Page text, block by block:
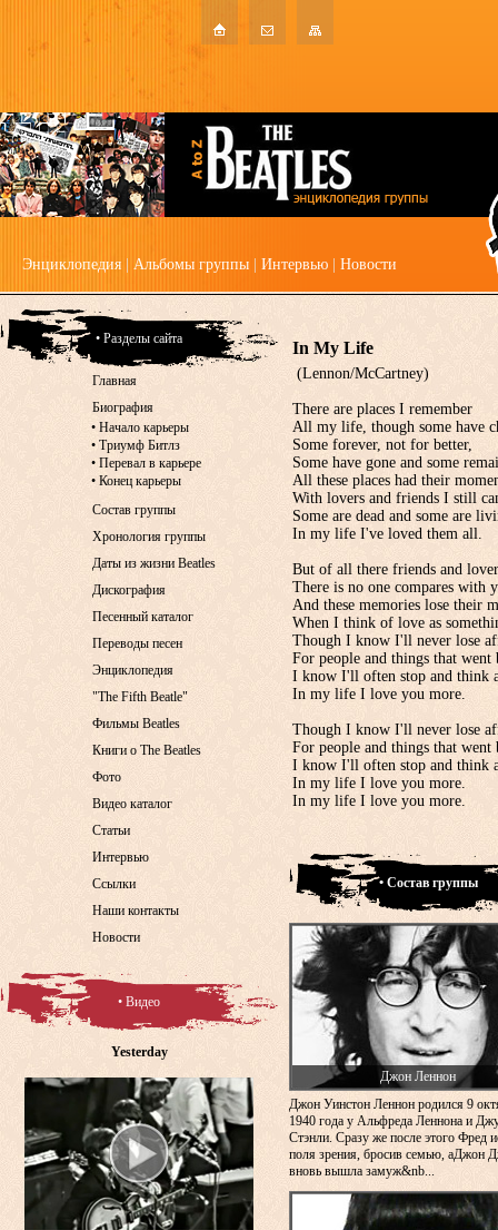
Энциклопедия Альбомы группы Интервью Новости
In My Life
(Lennon/McCartney)
There are places I remember
All my life, though some have
Some forever, not for better,
Some have gone and some
All these places had their
With lovers and friends I still
Some are dead and some are
In my life I've loved them all.
But of all there friends and
There is no one compares with
And these memories lose their
When I think of love as
Though I know I'll never lose
For people and things that went
I know I'll often stop and think
In my life I love you more.
Though I know I'll never lose
For people and things that went
I know I'll often stop and think
In my life I love you more.
In my life I love you more.
• Состав группы
Джон Леннон
Джон Уинстон Леннон родился 9
1940 года у Альфреда Леннона и
Стэнли. Сразу же после этого Фред
поля зрения, бросив семью, аДжон
вновь вышла замуж&nb...
• Разделы сайта
Главная
Биография
• Начало карьеры
• Триумф Битлз
• Перевал в карьере
• Конец карьеры
Состав группы
Хронология группы
Даты из жизни Beatles
Дискография
Песенный каталог
Переводы песен
Энциклопедия
"The Fifth Beatle"
Фильмы Beatles
Книги о The Beatles
Фото
Видео каталог
Статьи
Интервью
Ссылки
Наши контакты
Новости
• Видео
Yesterday